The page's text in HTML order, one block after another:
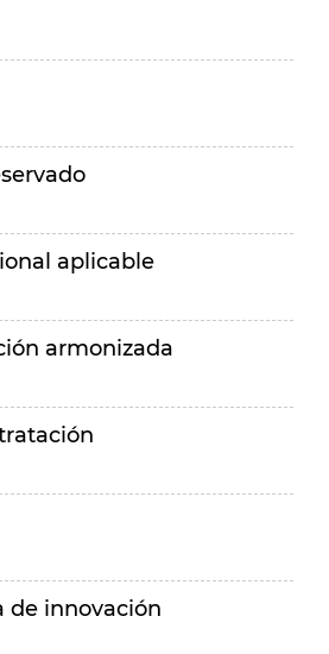
aplicable
armonizada
de innovación